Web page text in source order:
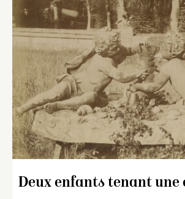
Deux enfants tenant une